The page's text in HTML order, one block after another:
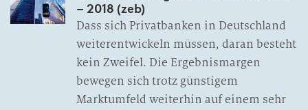
– 2018 (zeb)
Dass sich Privatbanken in Deutschland
weiterentwickeln müssen, daran besteht
kein Zweifel. Die Ergebnismargen
bewegen sich trotz günstigem
Marktumfeld weiterhin auf einem sehr